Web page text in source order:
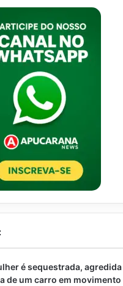
é sequestrada,
de um carro em movimento